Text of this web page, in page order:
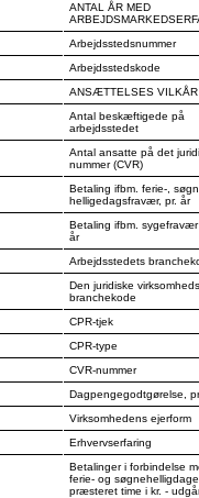
ANTAL ÅR MED
Arbejdsstedsnummer
Arbejdsstedskode
ANSÆTTELSES VILKÅR
Antal beskæftigede på
arbejdsstedet
Antal ansatte på det
nummer (CVR)
Betaling ifbm. ferie-,
helligedagsfravær, pr. år
Betaling ifbm. sygefravær
år
Arbejdsstedets
Den juridiske virksomheds
branchekode
CPR-tjek
CPR-type
CVR-nummer
Dagpengegodtgørelse,
Virksomhedens ejerform
Erhvervserfaring
Betalinger i forbindelse
ferie- og
præsteret time i kr. -